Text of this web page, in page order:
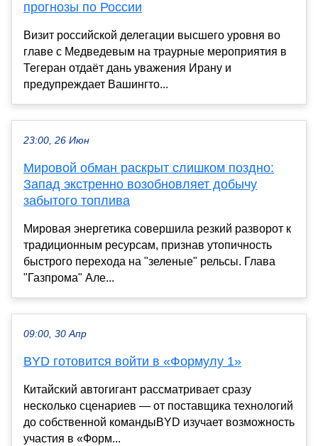
прогнозы по России
Визит российской делегации высшего уровня во
главе с Медведевым на траурные мероприятия в
Тегеран отдаёт дань уважения Ирану и
предупреждает Вашингто...
23:00, 26 Июн
Мировой обман раскрыт слишком поздно:
Запад экстренно возобновляет добычу
забытого топлива
Мировая энергетика совершила резкий разворот к
традиционным ресурсам, признав утопичность
быстрого перехода на "зеленые" рельсы. Глава
"Газпрома" Але...
09:00, 30 Апр
BYD готовится войти в «Формулу 1»
Китайский автогигант рассматривает сразу
несколько сценариев — от поставщика технологий
до собственной командыBYD изучает возможность
участия в «Форм...